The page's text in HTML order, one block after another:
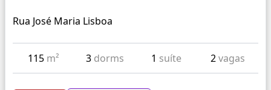
Rua José Maria Lisboa
115 m² 3 dorms 1 suíte 2vagas